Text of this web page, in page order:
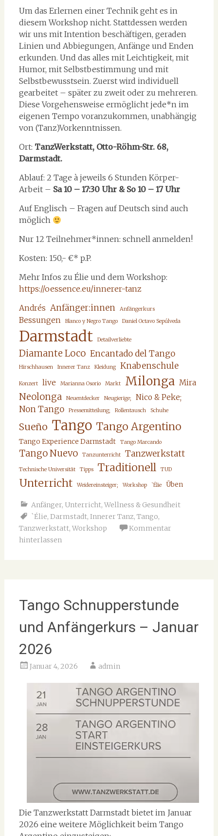
Um das Erlernen einer Technik geht es in
diesem Workshop nicht. Stattdessen werden
wir uns mit Intention beschäftigen, geraden
Linien und Abbiegungen, Anfänge und Enden
erkunden. Und das alles mit Leichtigkeit, mit
Humor, mit Selbstbestimmung und mit
Selbstbewusstsein. Zuerst wird individuell
gearbeitet – später zu zweit oder zu mehreren.
Diese Vorgehensweise ermöglicht jede*n im
eigenen Tempo voranzukommen, unabhängig
von (Tanz)Vorkenntnissen.
Ort: TanzWerkstatt, Otto-Röhm-Str. 68,
Darmstadt.
Ablauf: 2 Tage à jeweils 6 Stunden Körper-
Arbeit – Sa 10 – 17:30 Uhr & So 10 – 17 Uhr
Auf Englisch – Fragen auf Deutsch sind auch
möglich
Nur 12 Teilnehmer*innen: schnell anmelden!
Kosten: 150,- €* p.P.
Mehr Infos zu Élie und dem Workshop:
https://oessence.eu/innerer-tanz
Andrés Anfänger:innen Anfängerkurs
Bessungen Blanco y Negro Tango Daniel Octavo Sepúlveda
Darmstadt Detailverliebte
Diamante Loco Encantado del Tango
Hirschhausen Innerer Tanz Kleidung Knabenschule
Konzert live Marianna Osorio Markt Milonga Mira
Neolonga Neuentdecker Neugierige; Nico & Peke;
Non Tango Pressemitteilung; Rollentausch Schuhe
Sueño Tango Tango Argentino
Tango Experience Darmstadt Tango Marcando
Tango Nuevo Tanzunterricht Tanzwerkstatt
Technische Universität Tipps Traditionell TUD
Unterricht Weidereinsteiger; Workshop `Élie Üben
Anfänger, Unterricht, Wellness & Gesundheit
`Élie, Darmstadt, Innerer Tanz, Tango,
Tanzwerkstatt, Workshop
Kommentar
hinterlassen
Tango Schnupperstunde
und Anfängerkurs – Januar
2026
Januar 4, 2026 admin
Die Tanzwerkstatt Darmstadt bietet im Januar
2026 eine weitere Möglichkeit beim Tango